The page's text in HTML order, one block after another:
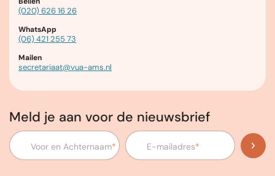
(020) 626 16 26
WhatsApp
(06) 421 255 73
Mailen
secretariaat@vua-ams.nl
Meld je aan voor de nieuwsbrief
Voor en Achternaam* E-mailadres*